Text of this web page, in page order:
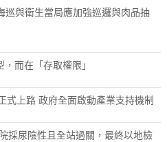
巡與衛生當局應加強巡邏與肉品抽
而在「存取權限」
式上路 政府全面啟動產業支持機制
採尿陰性且全站過關，最終以地檢